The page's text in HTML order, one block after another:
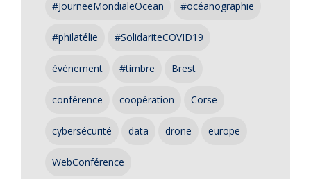
#JourneeMondialeOcean #océanographie
#philatélie #SolidariteCOVID19
événement #timbre Brest
conférence coopération Corse
cybersécurité data drone europe
WebConférence